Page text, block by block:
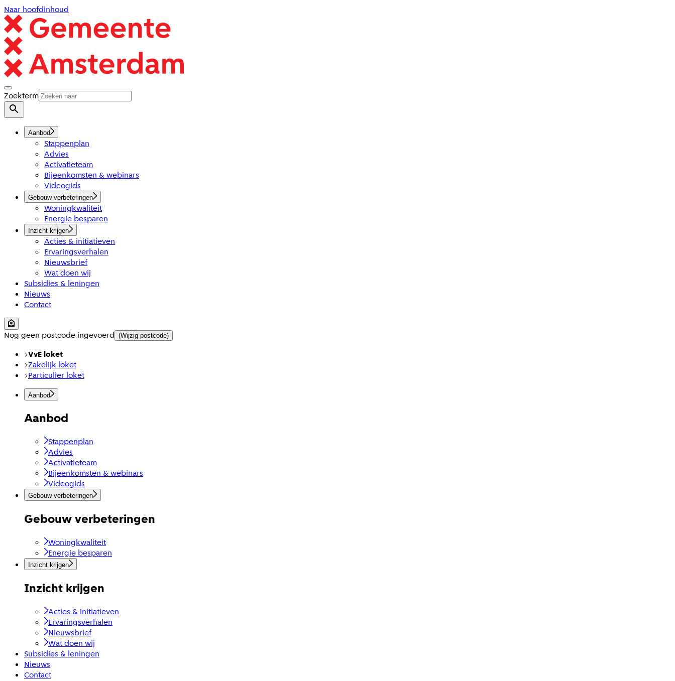
Naar hoofdinhoud
Zoekterm
Aanbod
Stappenplan
Advies
Activatieteam
Bijeenkomsten & webinars
Videogids
Gebouw verbeteringen
Woningkwaliteit
Energie besparen
Inzicht krijgen
Acties & initiatieven
Ervaringsverhalen
Nieuwsbrief
Wat doen wij
Subsidies & leningen
Nieuws
Contact
Nog geen postcode ingevoerd (Wijzig postcode)
VvE loket
Zakelijk loket
Particulier loket
Aanbod
Aanbod
Stappenplan
Advies
Activatieteam
Bijeenkomsten & webinars
Videogids
Gebouw verbeteringen
Gebouw verbeteringen
Woningkwaliteit
Energie besparen
Inzicht krijgen
Inzicht krijgen
Acties & initiatieven
Ervaringsverhalen
Nieuwsbrief
Wat doen wij
Subsidies & leningen
Nieuws
Contact